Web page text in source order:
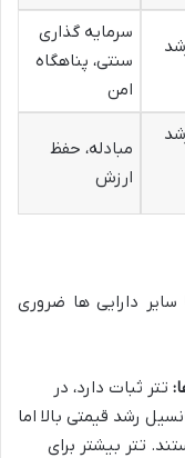
سرمایه گذاری
سنتی، پناهگاه
امن
مبادله، حفظ
ارزش
سایر دارایی ها ضروری
تتر ثبات دارد، در
رشد قیمتی بالا اما
تتر بیشتر برای